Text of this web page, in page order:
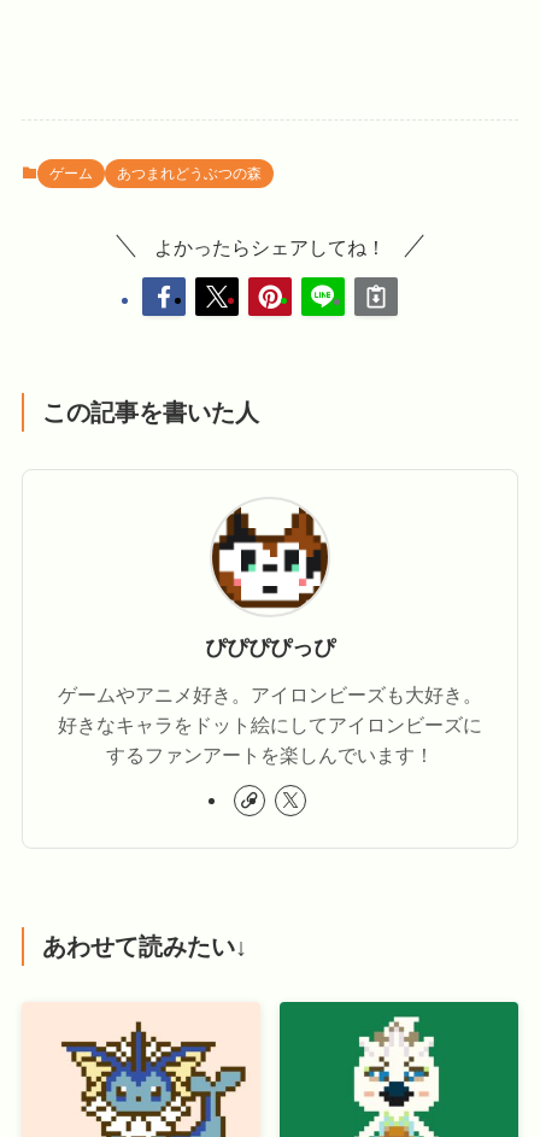
ゲーム あつまれどうぶつの森
よかったらシェアしてね！
この記事を書いた人
ぴぴぴぴっぴ
ゲームやアニメ好き。アイロンビーズも大好き。
好きなキャラをドット絵にしてアイロンビーズに
するファンアートを楽しんでいます！
あわせて読みたい↓